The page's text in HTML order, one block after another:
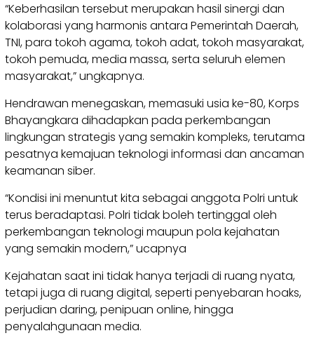
“Keberhasilan tersebut merupakan hasil sinergi dan
kolaborasi yang harmonis antara Pemerintah Daerah,
TNI, para tokoh agama, tokoh adat, tokoh masyarakat,
tokoh pemuda, media massa, serta seluruh elemen
masyarakat,” ungkapnya.
Hendrawan menegaskan, memasuki usia ke-80, Korps
Bhayangkara dihadapkan pada perkembangan
lingkungan strategis yang semakin kompleks, terutama
pesatnya kemajuan teknologi informasi dan ancaman
keamanan siber.
“Kondisi ini menuntut kita sebagai anggota Polri untuk
terus beradaptasi. Polri tidak boleh tertinggal oleh
perkembangan teknologi maupun pola kejahatan
yang semakin modern,” ucapnya
Kejahatan saat ini tidak hanya terjadi di ruang nyata,
tetapi juga di ruang digital, seperti penyebaran hoaks,
perjudian daring, penipuan online, hingga
penyalahgunaan media.